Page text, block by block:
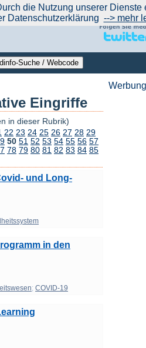
|Anbieter hinzufügen (Gratis!)|über
Eingriffe
in dieser Rubrik)
22 23 24 25 26 27 28 29
50 51 52 53 54 55 56 57
78 79 80 81 82 83 84 85
und Long-
in den
; COVID-19
die Nutzung unserer
Datenschutzerklärung --> mehr